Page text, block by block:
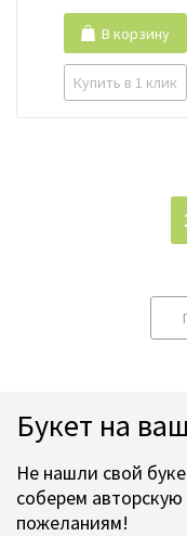
Купить в 1 клик
В корзину
Букет на
Не нашли свой
соберем
пожеланиям!